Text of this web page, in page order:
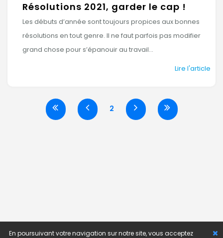
Résolutions 2021, garder le cap !
Les débuts d’année sont toujours propices aux bonnes
résolutions en tout genre. Il ne faut parfois pas modifier
grand chose pour s’épanouir au travail...
Lire l'article
2
En poursuivant votre navigation sur notre site, vous acceptez